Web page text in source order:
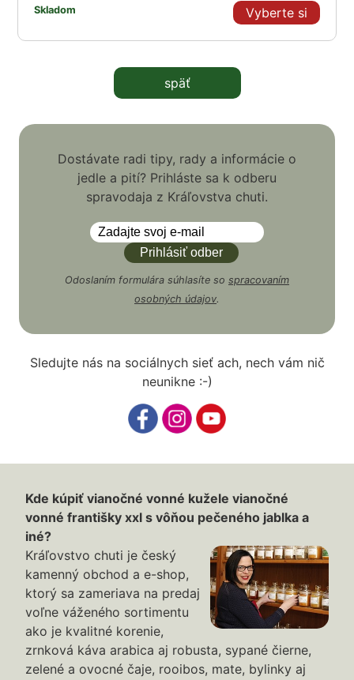
Skladom Vyberte si
späť
Dostávate radi tipy, rady a informácie o
jedle a pití? Prihláste sa k odberu
spravodaja z Kráľovstva chuti.
Odoslaním formulára súhlasíte so spracovaním
osobných údajov.
Sledujte nás na sociálnych sieť ach, nech vám nič
neunikne :-)
Kde kúpiť vianočné vonné kužele vianočné
vonné františky xxl s vôňou pečeného jablka a
iné?
Kráľovstvo chuti je český
kamenný obchod a e-shop,
ktorý sa zameriava na predaj
voľne váženého sortimentu
ako je kvalitné korenie,
zrnková káva arabica aj robusta, sypané čierne,
zelené a ovocné čaje, rooibos, mate, bylinky aj